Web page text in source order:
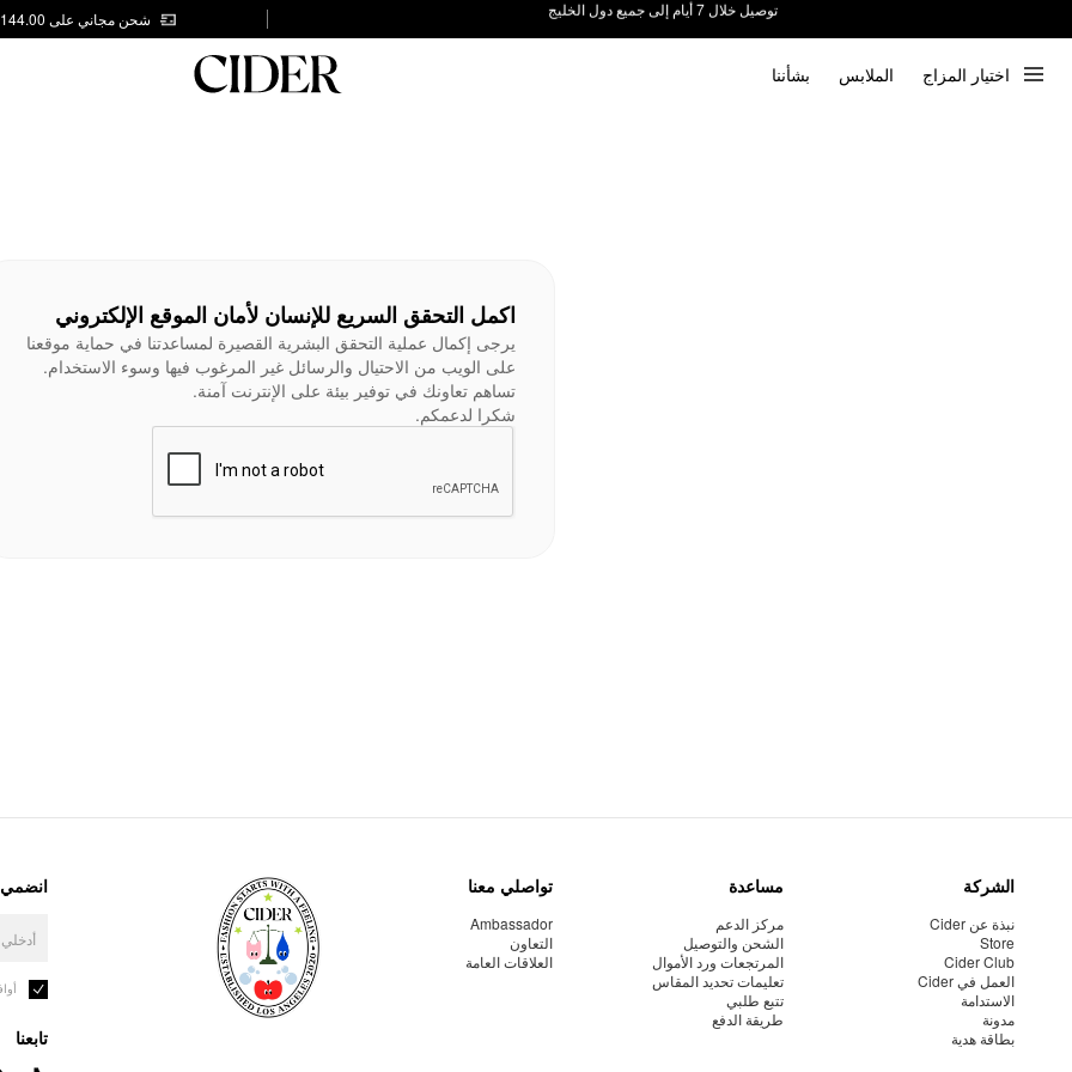
ندعم الدفع عند الاستلام 📦 شحن مجاني على AED 144.00
اختيار المزاج الملابس بشأننا
اكمل التحقق السريع للإنسان لأمان الموقع الإلكتروني
يرجى إكمال عملية التحقق البشرية القصيرة لمساعدتنا في حماية موقعنا
على الويب من الاحتيال والرسائل غير المرغوب فيها وسوء الاستخدام.
تساهم تعاونك في توفير بيئة على الإنترنت آمنة.
شكرا لدعمكم.
الشركة
نبذة عن Cider
Store
Cider Club
العمل في Cider
الاستدامة
مدونة
بطاقة هدية
مساعدة
مركز الدعم
الشحن والتوصيل
المرتجعات ورد الأموال
تعليمات تحديد المقاس
تتبع طلبي
طريقة الدفع
تواصلي معنا
Ambassador
التعاون
العلاقات العامة
انضمي
تابعنا